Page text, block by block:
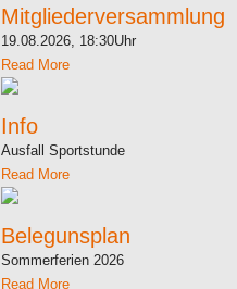
Mitgliederversammlung
19.08.2026, 18:30Uhr
Read More
Info
Ausfall Sportstunde
Read More
Belegunsplan
Sommerferien 2026
Read More